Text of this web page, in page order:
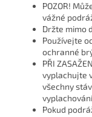
POZOR!
vážné
Držte mimo
Používejte
ochranné
PŘI
vyplachujte
všechny
Pokud